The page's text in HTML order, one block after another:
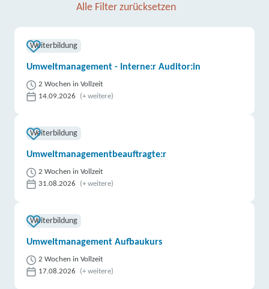
Alle Filter zurücksetzen
Weiterbildung
Umweltmanagement - Interne:r Auditor:in
2 Wochen in Vollzeit
14.09.2026
(+ weitere)
Weiterbildung
Umweltmanagementbeauftragte:r
2 Wochen in Vollzeit
31.08.2026
(+ weitere)
Weiterbildung
Umweltmanagement Aufbaukurs
2 Wochen in Vollzeit
17.08.2026
(+ weitere)